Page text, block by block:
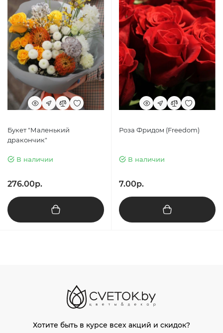
Букет "Маленький
дракончик"
В наличии
276.00р.
Роза Фридом (Freedom)
В наличии
7.00р.
Хотите быть в курсе всех акций и скидок?